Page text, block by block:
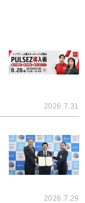
2026.7.31
2026.7.29